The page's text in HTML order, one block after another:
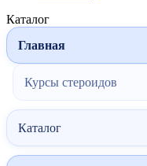
Каталог
Главная
Курсы стероидов
Каталог